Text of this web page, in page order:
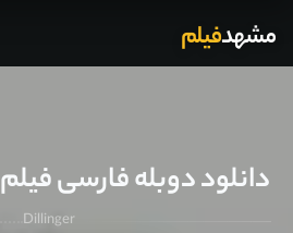
مشهدفیلم
دانلود دوبله فارسی فیلم Dillinger 1973
Dillinger